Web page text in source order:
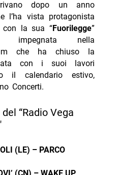
dopo un anno
l’ha vista protagonista
con la sua “Fuorilegge”
impegnata nella
che ha chiuso la
con i suoi lavori
il calendario estivo,
Concerti.
“Radio Vega
(LE) – PARCO